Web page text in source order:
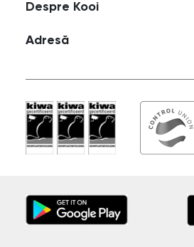
Despre Kooi
Adresă